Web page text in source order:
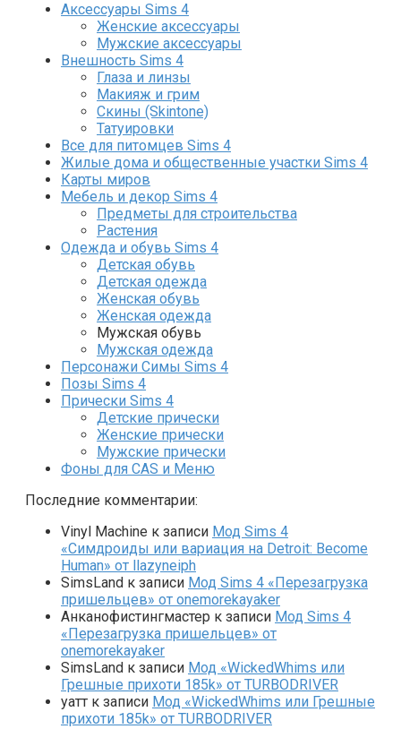
Аксессуары Sims 4
Женские аксессуары
Мужские аксессуары
Внешность Sims 4
Глаза и линзы
Макияж и грим
Скины (Skintone)
Татуировки
Все для питомцев Sims 4
Жилые дома и общественные участки Sims 4
Карты миров
Мебель и декор Sims 4
Предметы для строительства
Растения
Одежда и обувь Sims 4
Детская обувь
Детская одежда
Женская обувь
Женская одежда
Мужская обувь
Мужская одежда
Персонажи Симы Sims 4
Позы Sims 4
Прически Sims 4
Детские прически
Женские прически
Мужские прически
Фоны для CAS и Меню
Последние комментарии:
Vinyl Machine к записи Мод Sims 4
«Симдроиды или вариация на Detroit: Become
Human» от llazyneiph
SimsLand к записи Мод Sims 4 «Перезагрузка
пришельцев» от onemorekayaker
Анканофистингмастер к записи Мод Sims 4
«Перезагрузка пришельцев» от
onemorekayaker
SimsLand к записи Мод «WickedWhims или
Грешные прихоти 185k» от TURBODRIVER
yaтт к записи Мод «WickedWhims или Грешные
прихоти 185k» от TURBODRIVER